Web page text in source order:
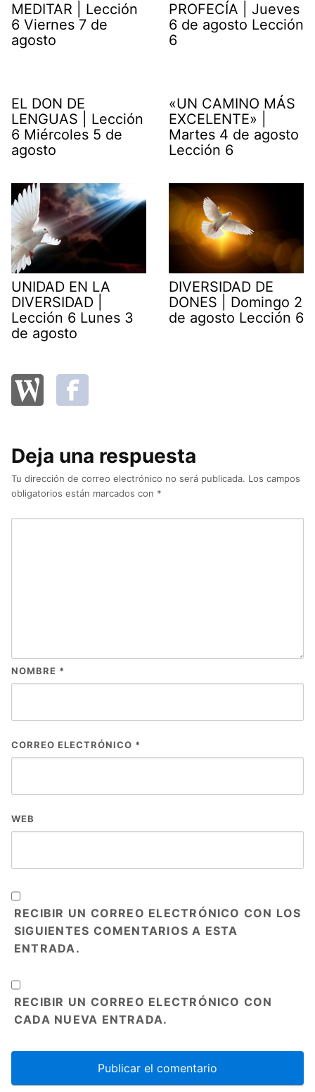
MEDITAR | Lección
6 Viernes 7 de
agosto
PROFECÍA | Jueves
6 de agosto Lección
6
EL DON DE
LENGUAS | Lección
6 Miércoles 5 de
agosto
«UN CAMINO MÁS
EXCELENTE» |
Martes 4 de agosto
Lección 6
UNIDAD EN LA
DIVERSIDAD |
Lección 6 Lunes 3
de agosto
DIVERSIDAD DE
DONES | Domingo 2
de agosto Lección 6
Deja una respuesta
Tu dirección de correo electrónico no será publicada. Los campos
obligatorios están marcados con *
NOMBRE *
CORREO ELECTRÓNICO *
WEB
RECIBIR UN CORREO ELECTRÓNICO CON LOS
SIGUIENTES COMENTARIOS A ESTA
ENTRADA.
RECIBIR UN CORREO ELECTRÓNICO CON
CADA NUEVA ENTRADA.